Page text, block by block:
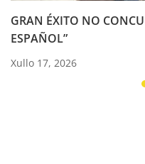
GRAN ÉXITO NO
ESPAÑOL”
Xullo 17, 2026